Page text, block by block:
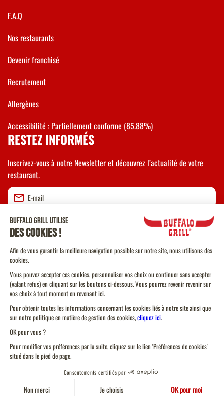
F.A.Q
Nos restaurants
Devenir franchisé
Recrutement
Allergènes
Accessibilité : Partiellement conforme (85.88%)
RESTEZ INFORMÉS
Inscrivez-vous à notre Newsletter et découvrez l’actualité de votre
restaurant.
Valider
CGU
CGV Vente à emporter
CGU Programme de Fidélité
Politique Cookies
Protection des données personnelles
Plan du site
Pour votre santé, pratiquez une activité physique régulière.
Toujours un